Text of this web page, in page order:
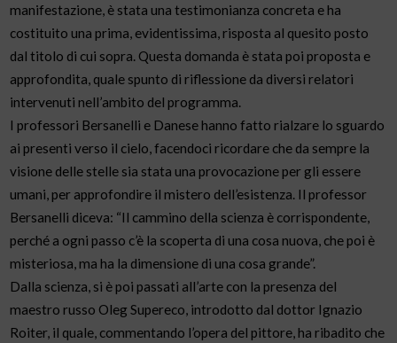
manifestazione, è stata una testimonianza concreta e ha
costituito una prima, evidentissima, risposta al quesito posto
dal titolo di cui sopra. Questa domanda è stata poi proposta e
approfondita, quale spunto di riflessione da diversi relatori
intervenuti nell’ambito del programma.
I professori Bersanelli e Danese hanno fatto rialzare lo sguardo
ai presenti verso il cielo, facendoci ricordare che da sempre la
visione delle stelle sia stata una provocazione per gli essere
umani, per approfondire il mistero dell’esistenza. Il professor
Bersanelli diceva: “Il cammino della scienza è corrispondente,
perché a ogni passo c’è la scoperta di una cosa nuova, che poi è
misteriosa, ma ha la dimensione di una cosa grande”.
Dalla scienza, si è poi passati all’arte con la presenza del
maestro russo Oleg Supereco, introdotto dal dottor Ignazio
Roiter, il quale, commentando l’opera del pittore, ha ribadito che